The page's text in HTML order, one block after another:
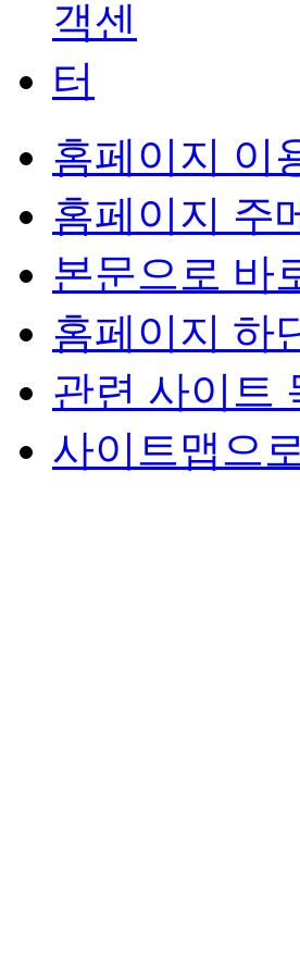
홈페이지 이
홈페이지 주
본문으로 바
홈페이지 하
관련 사이트
사이트맵으